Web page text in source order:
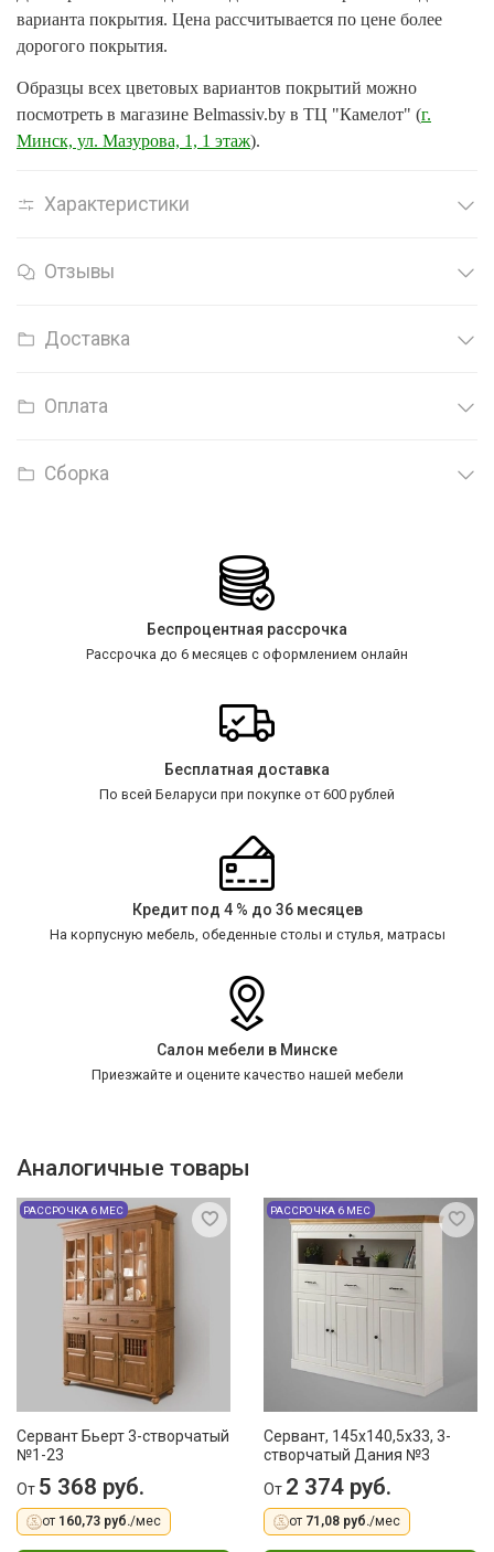
варианта покрытия. Цена рассчитывается по цене более
дорогого покрытия.
Образцы всех цветовых вариантов покрытий можно
посмотреть в магазине Belmassiv.by в ТЦ "Камелот" (г.
Минск, ул. Мазурова, 1, 1 этаж).
Характеристики
Отзывы
Доставка
Оплата
Сборка
Беспроцентная рассрочка
Рассрочка до 6 месяцев с оформлением онлайн
Бесплатная доставка
По всей Беларуси при покупке от 600 рублей
Кредит под 4 % до 36 месяцев
На корпусную мебель, обеденные столы и стулья, матрасы
Салон мебели в Минске
Приезжайте и оцените качество нашей мебели
Аналогичные товары
РАССРОЧКА 6 МЕС
Сервант Бьерт 3-створчатый
№1-23
От 5 368 руб.
от 160,73 руб./мес
РАССРОЧКА 6 МЕС
Сервант, 145x140,5x33, 3-
створчатый Дания №3
От 2 374 руб.
от 71,08 руб./мес